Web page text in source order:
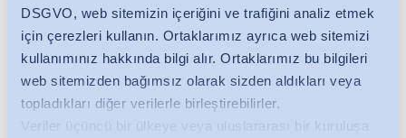
DSGVO, web sitemizin içeriğini ve trafiğini analiz etmek
için çerezleri kullanın. Ortaklarımız ayrıca web sitemizi
kullanımınız hakkında bilgi alır. Ortaklarımız bu bilgileri
web sitemizden bağımsız olarak sizden aldıkları veya
topladıkları diğer verilerle birleştirebilirler.
Veriler üçüncü bir ülkeye veya uluslararası bir kuruluşa